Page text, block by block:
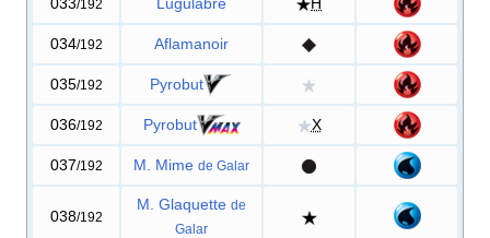
/192
034/192 Aflamanoir
035/192 Pyrobut
036/192 Pyrobut X
037/192 M. Mime de Galar
038/192
M. Glaquette de
Galar